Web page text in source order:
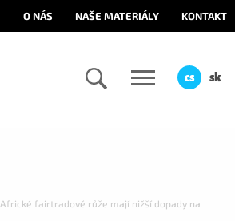
O NÁS NAŠE MATERIÁLY KONTAKT
cs sk
Africké fairtradové růže mají nižší dopady na